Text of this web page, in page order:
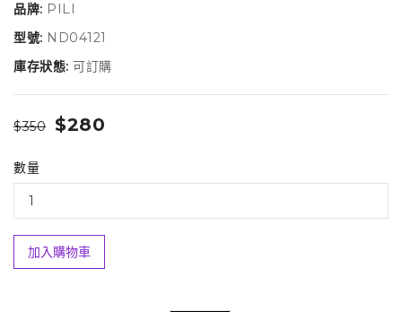
品牌: PILI
型號: ND04121
庫存狀態: 可訂購
$350 $280
數量
加入購物車